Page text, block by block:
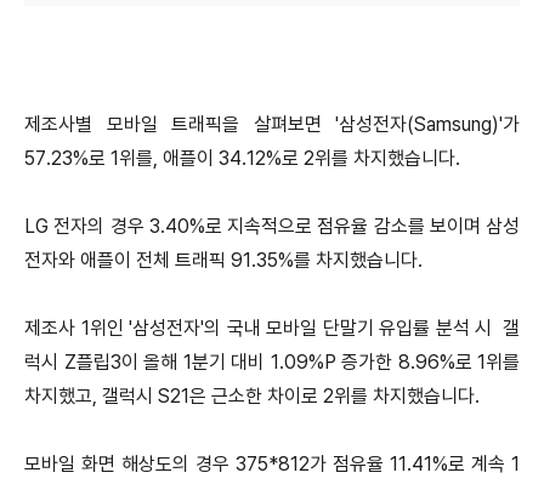
제조사별 모바일 트래픽을 살펴보면 '삼성전자(Samsung)'가
57.23%로 1위를, 애플이 34.12%로 2위를 차지했습니다.
LG 전자의 경우 3.40%로 지속적으로 점유율 감소를 보이며 삼성
전자와 애플이 전체 트래픽 91.35%를 차지했습니다.
제조사 1위인 '삼성전자'의 국내 모바일 단말기 유입률 분석 시 갤
럭시 Z플립3이 올해 1분기 대비 1.09%P 증가한 8.96%로 1위를
차지했고, 갤럭시 S21은 근소한 차이로 2위를 차지했습니다.
모바일 화면 해상도의 경우 375*812가 점유율 11.41%로 계속 1